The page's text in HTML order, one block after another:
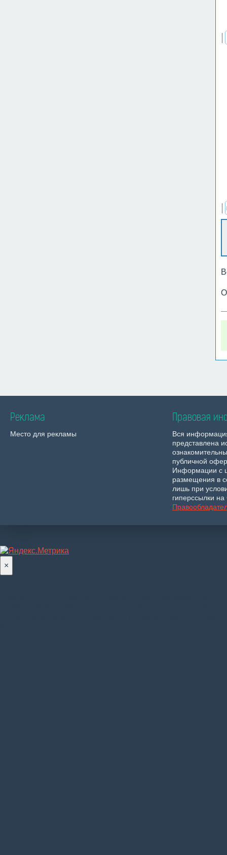
Реклама
Место для рекламы
Правовая
Вся
представлена
публичной
Информации с
размещения в
лишь при
гиперссылки на
×